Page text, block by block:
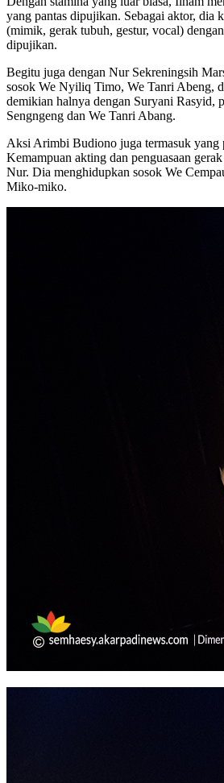
yang pantas dipujikan. Sebagai aktor, dia
(mimik, gerak tubuh, gestur, vocal)
dipujikan.
Begitu juga dengan Nur Sekreningsih
sosok We Nyiliq Timo, We Tanri Abeng,
demikian halnya dengan Suryani Rasyid,
Sengngeng dan We Tanri Abang.
Aksi Arimbi Budiono juga termasuk yang
Kemampuan akting dan penguasaan
Nur. Dia menghidupkan sosok We
Miko-miko.